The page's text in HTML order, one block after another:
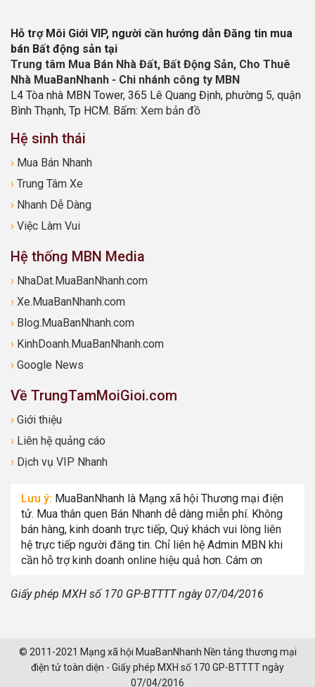
Hỗ trợ Môi Giới VIP, người cần hướng dẫn Đăng tin mua
bán Bất động sản tại
Trung tâm Mua Bán Nhà Đất, Bất Động Sản, Cho Thuê
Nhà MuaBanNhanh - Chi nhánh công ty MBN
L4 Tòa nhà MBN Tower, 365 Lê Quang Định, phường 5, quận
Bình Thạnh, Tp HCM. Bấm: Xem bản đồ
Hệ sinh thái
› Mua Bán Nhanh
› Trung Tâm Xe
› Nhanh Dễ Dàng
› Việc Làm Vui
Hệ thống MBN Media
› NhaDat.MuaBanNhanh.com
› Xe.MuaBanNhanh.com
› Blog.MuaBanNhanh.com
› KinhDoanh.MuaBanNhanh.com
› Google News
Về TrungTamMoiGioi.com
› Giới thiệu
› Liên hệ quảng cáo
› Dịch vụ VIP Nhanh
Lưu ý: MuaBanNhanh là Mạng xã hội Thương mại điện
tử. Mua thân quen Bán Nhanh dễ dàng miễn phí. Không
bán hàng, kinh doanh trực tiếp, Quý khách vui lòng liên
hệ trực tiếp người đăng tin. Chỉ liên hệ Admin MBN khi
cần hỗ trợ kinh doanh online hiệu quả hơn. Cám ơn
Giấy phép MXH số 170 GP-BTTTT ngày 07/04/2016
© 2011-2021 Mạng xã hội MuaBanNhanh Nền tảng thương mại
điện tử toàn diện - Giấy phép MXH số 170 GP-BTTTT ngày
07/04/2016